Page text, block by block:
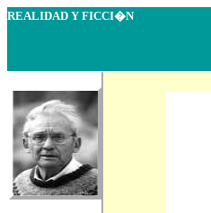
REALIDAD Y FICCI�N